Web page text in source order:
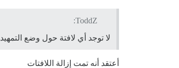
ToddZ:
لا توجد أي لافتة حول وضع التمهيد
أعتقد أنه تمت إزالة اللافتات